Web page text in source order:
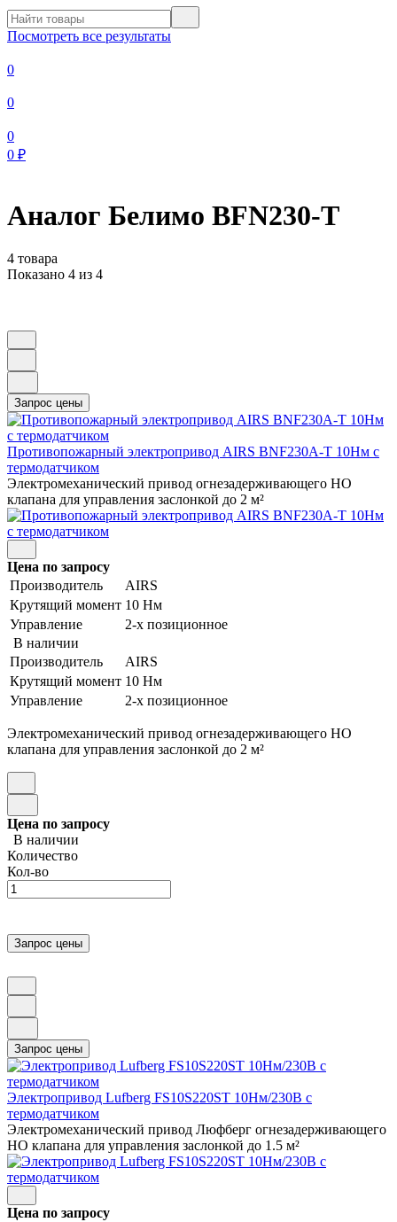
Посмотреть все результаты
0
0
0
0 ₽
Аналог Белимо BFN230-T
4 товара
Показано 4 из 4
Противопожарный электропривод AIRS BNF230A-T 10Нм с
термодатчиком
Электромеханический привод огнезадерживающего НО
клапана для управления заслонкой до 2 м²
Цена по запросу
Производитель
AIRS
Крутящий момент 10 Нм
Управление
2-х позиционное
В наличии
Производитель
AIRS
Крутящий момент 10 Нм
Управление
2-х позиционное
Электромеханический привод огнезадерживающего НО
клапана для управления заслонкой до 2 м²
Цена по запросу
В наличии
Количество
Кол-во
Электропривод Lufberg FS10S220ST 10Нм/230В с
термодатчиком
Электромеханический привод Люфберг огнезадерживающего
НО клапана для управления заслонкой до 1.5 м²
Цена по запросу